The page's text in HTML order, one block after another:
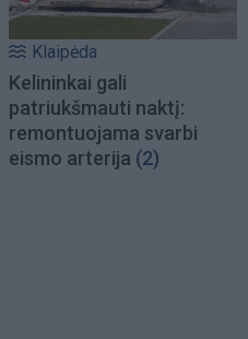
Klaipėda
Kelininkai gali
patriukšmauti naktį:
remontuojama svarbi
eismo arterija (2)